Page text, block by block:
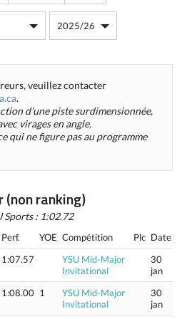
veuillez contacter
.
d’une piste surdimensionnée,
virages en angle.
qui ne figure pas au programme
(non ranking)
Sports : 1:02.72
Perf. YOE Compétition Plc Date
1:07.57
YSU Mid-Major
Invitational
30
jan
1:08.00 1
YSU Mid-Major
Invitational
30
jan